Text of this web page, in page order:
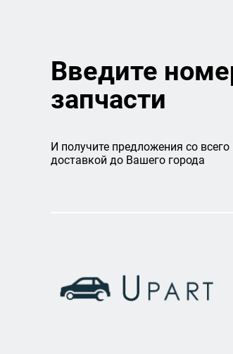
Введите
запчасти
И получите предложения со
доставкой до Вашего города